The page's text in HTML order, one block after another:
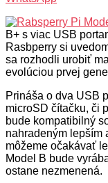
B+ s viac USB
Rasbperry si
sa rozhodli urobiť
evolúciou prvej
Prináša o dva USB
microSD čítačku, či
bude kompatibilný
nahradeným lepším
môžeme očakávať
Model B bude
ostane nezmenená.